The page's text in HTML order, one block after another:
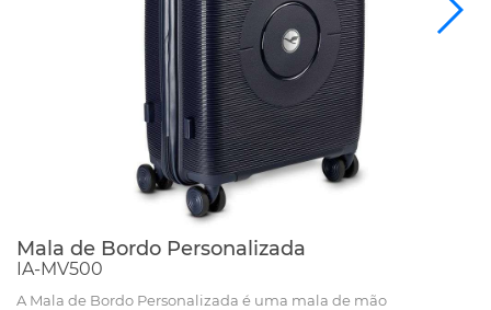
Mala de Bordo Personalizada
IA-MV500
A Mala de Bordo Personalizada é uma mala de mão